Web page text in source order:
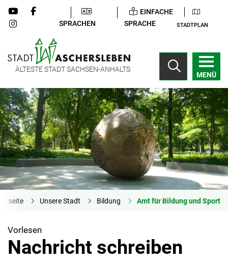
SPRACHEN
EINFACHE
SPRACHE
STADTPLAN
ÄLTESTE STADT SACHSEN-ANHALTS
MENÜ
Unsere Stadt Bildung Amt für Bildung und Sport
Vorlesen
Nachricht schreiben